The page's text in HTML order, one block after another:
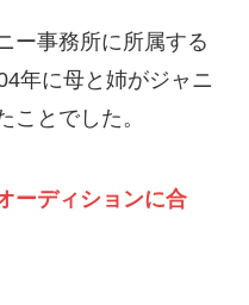
ー事務所に所属する
年に母と姉がジャニ
ことでした。
ーディションに合